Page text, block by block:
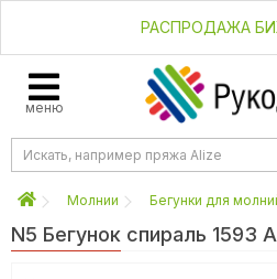
РАСПРОДАЖА
меню
Молнии Бегунки для
N5 Бегунок спираль 1593